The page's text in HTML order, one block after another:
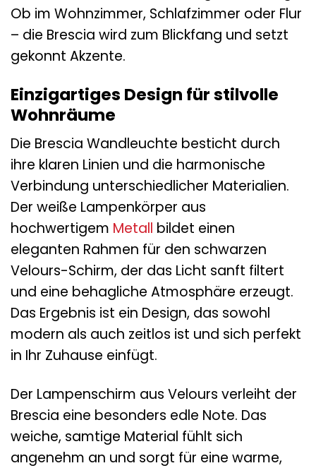
Ob im Wohnzimmer, Schlafzimmer oder Flur
– die Brescia wird zum Blickfang und setzt
gekonnt Akzente.
Einzigartiges Design für stilvolle
Wohnräume
Die Brescia Wandleuchte besticht durch
ihre klaren Linien und die harmonische
Verbindung unterschiedlicher Materialien.
Der weiße Lampenkörper aus
hochwertigem Metall bildet einen
eleganten Rahmen für den schwarzen
Velours-Schirm, der das Licht sanft filtert
und eine behagliche Atmosphäre erzeugt.
Das Ergebnis ist ein Design, das sowohl
modern als auch zeitlos ist und sich perfekt
in Ihr Zuhause einfügt.
Der Lampenschirm aus Velours verleiht der
Brescia eine besonders edle Note. Das
weiche, samtige Material fühlt sich
angenehm an und sorgt für eine warme,